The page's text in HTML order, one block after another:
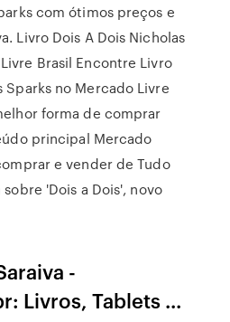
com ótimos preços e
Livro Dois A Dois Nicholas
Brasil Encontre Livro
Sparks no Mercado Livre
forma de comprar
principal Mercado
e vender de Tudo
'Dois a Dois', novo
-
Livros, Tablets ...